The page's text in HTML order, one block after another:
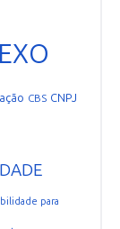
CBS CNPJ
para